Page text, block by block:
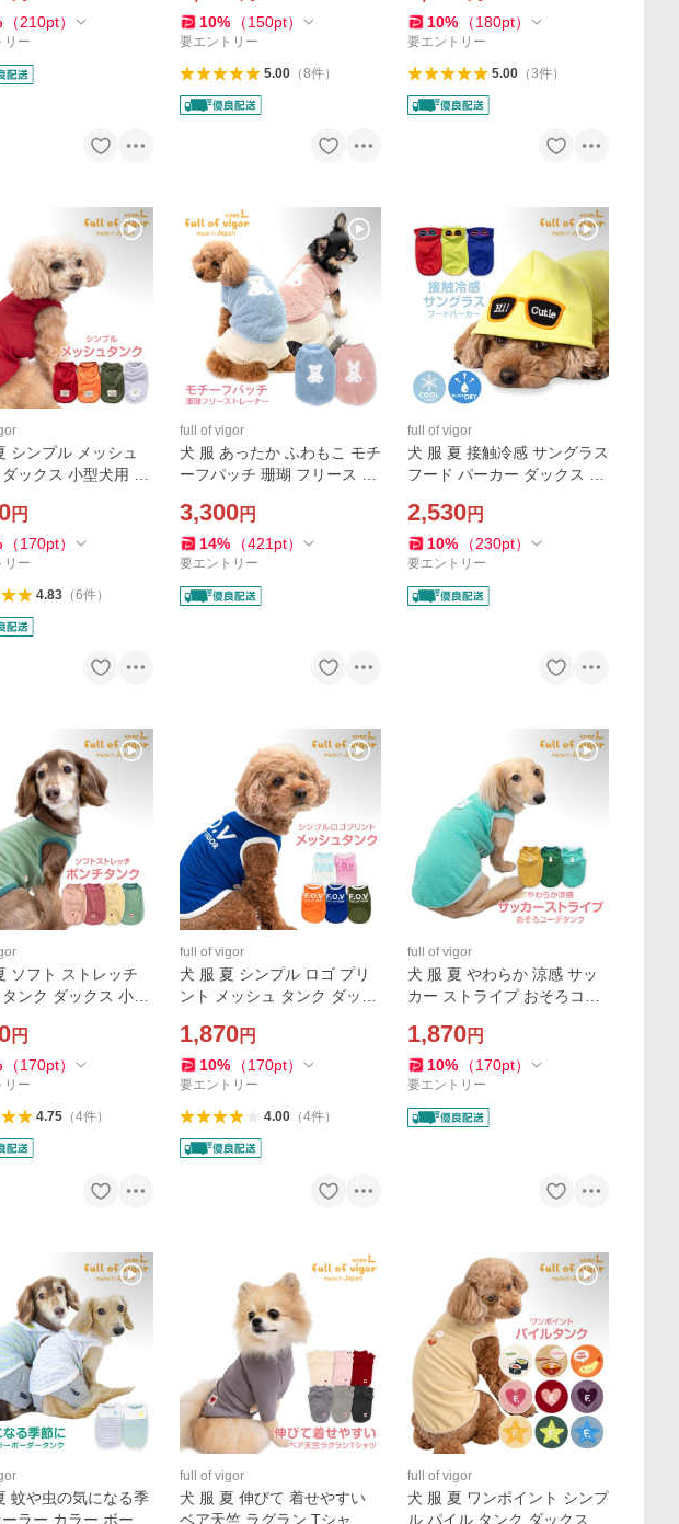
ール ミニチュアダ
（210pt）
リー
素材 伸縮性
10% （150pt）
要エントリー
5.00（8件）
ワ トイプードル
10% （180pt）
要エントリー
5.00（3件）
シンプル メッシュ
ックス 小型犬用 抜
外線対策 チ
円
（170pt）
リー
4.83（6件）
full of vigor
犬 服 あったか ふわもこ モチ
ーフパッチ 珊瑚 フリース ト
抜け毛対策 袖あり もこもこ
アウター
3,300円
14% （421 pt）
要エントリー
full of vigor
犬 服 夏 接触冷感 サングラス
フード パーカー ダックス 小
ップ 冷感 ひんやり クール 夏
用冷感服 ミニチュアダック
ス
2,530円
10% （230pt）
要エントリー
ソフト ストレッチ
ンク ダックス 小型
トイプードル ミニ
ックス
円
（170pt）
リー
4.75（4件）
full of vigor
犬 服 夏 シンプル ロゴ プリ
ント メッシュ タンク ダック
クトップ 速乾 通気性 耐久性
紫外線対策
1,870円
10% （170pt）
要エントリー
4.00（4件）
full of vigor
犬 服 夏 やわらか 涼感 サッ
カー ストライプ おそろコー
抜け毛対策 タンクトップ 伸
びる素材 伸縮性
1,870円
10% （170pt）
要エントリー
蚊や虫の気になる季
ラー カラー ボーダ
full of vigor
犬 服 夏 伸びて 着せやすい
ベア天竺 ラグラン Tシャツ
full of vigor
犬 服 夏 ワンポイント シンプ
ル パイル タンク ダックス 小